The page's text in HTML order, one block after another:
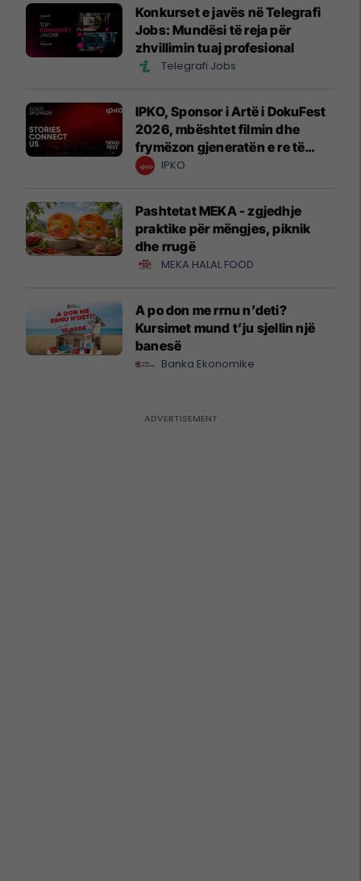
Konkurset e javës në Telegrafi
Jobs: Mundësi të reja për
zhvillimin tuaj profesional
Telegrafi Jobs
IPKO, Sponsor i Artë i DokuFest
2026, mbështet filmin dhe
frymëzon gjeneratën e re të
krijuesve
IPKO
Pashtetat MEKA - zgjedhje
praktike për mëngjes, piknik
dhe rrugë
MEKA HALAL FOOD
A po don me rrnu n’deti?
Kursimet mund t’ju sjellin një
banesë
Banka Ekonomike